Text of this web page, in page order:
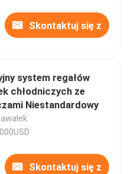
Skontaktuj się z
system regałów
chłodniczych ze
Niestandardowy
Skontaktuj się z